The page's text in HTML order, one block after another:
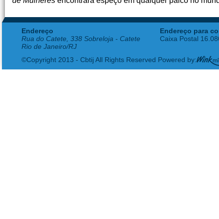
Endereço
Rua do Catete, 338 Sobreloja - Catete
Rio de Janeiro/RJ
Endereço para
Caixa Postal
©Copyright 2013 - Cbtij All Rights Reserved Powered by: